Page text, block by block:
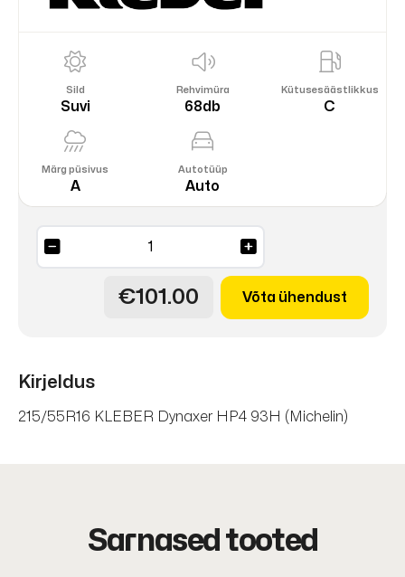
Sild
Suvi
Rehvimüra
68db
Kütusesäästlikkus
C
Märg püsivus
A
Autotüüp
Auto
HP4
€101.00 Võta ühendust
Kirjeldus
215/55R16 KLEBER Dynaxer HP4 93H (Michelin)
Sarnased tooted